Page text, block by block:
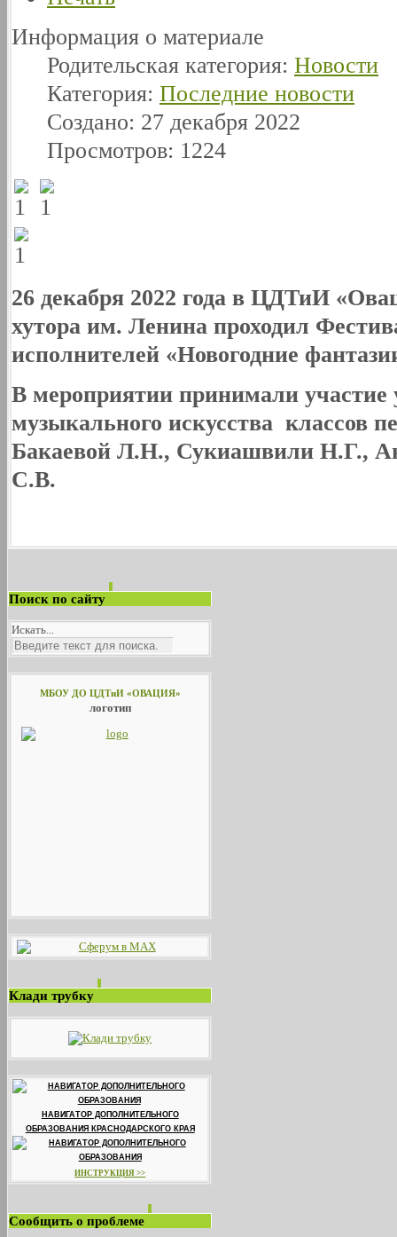
Информация о материале
Родительская категория: Новости
Категория: Последние новости
Создано: 27 декабря 2022
Просмотров: 1224
26 декабря 2022 года в ЦДТиИ
хутора им. Ленина проходил
исполнителей «Новогодние
В мероприятии принимали участие
музыкального искусства классов
Бакаевой Л.Н., Сукиашвили Н.Г.,
С.В.
Поиск по сайту
Искать...
МБОУ ДО ЦДТиИ «ОВАЦИЯ»
логотип
Клади трубку
НАВИГАТОР ДОПОЛНИТЕЛЬНОГО
ОБРАЗОВАНИЯ КРАСНОДАРСКОГО КРАЯ
ИНСТРУКЦИЯ >>
Сообщить о проблеме